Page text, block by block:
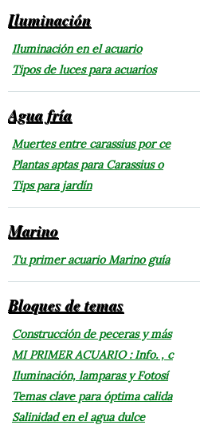
Iluminación
Iluminación en el acuario
Tipos de luces para acuarios
Agua fría
Muertes entre carassius por ce
Plantas aptas para Carassius o
Tips para jardín
Marino
Tu primer acuario Marino guía
Bloques de temas
Construcción de peceras y más
MI PRIMER ACUARIO : Info. , c
Iluminación, lamparas y Fotosí
Temas clave para óptima calida
Salinidad en el agua dulce